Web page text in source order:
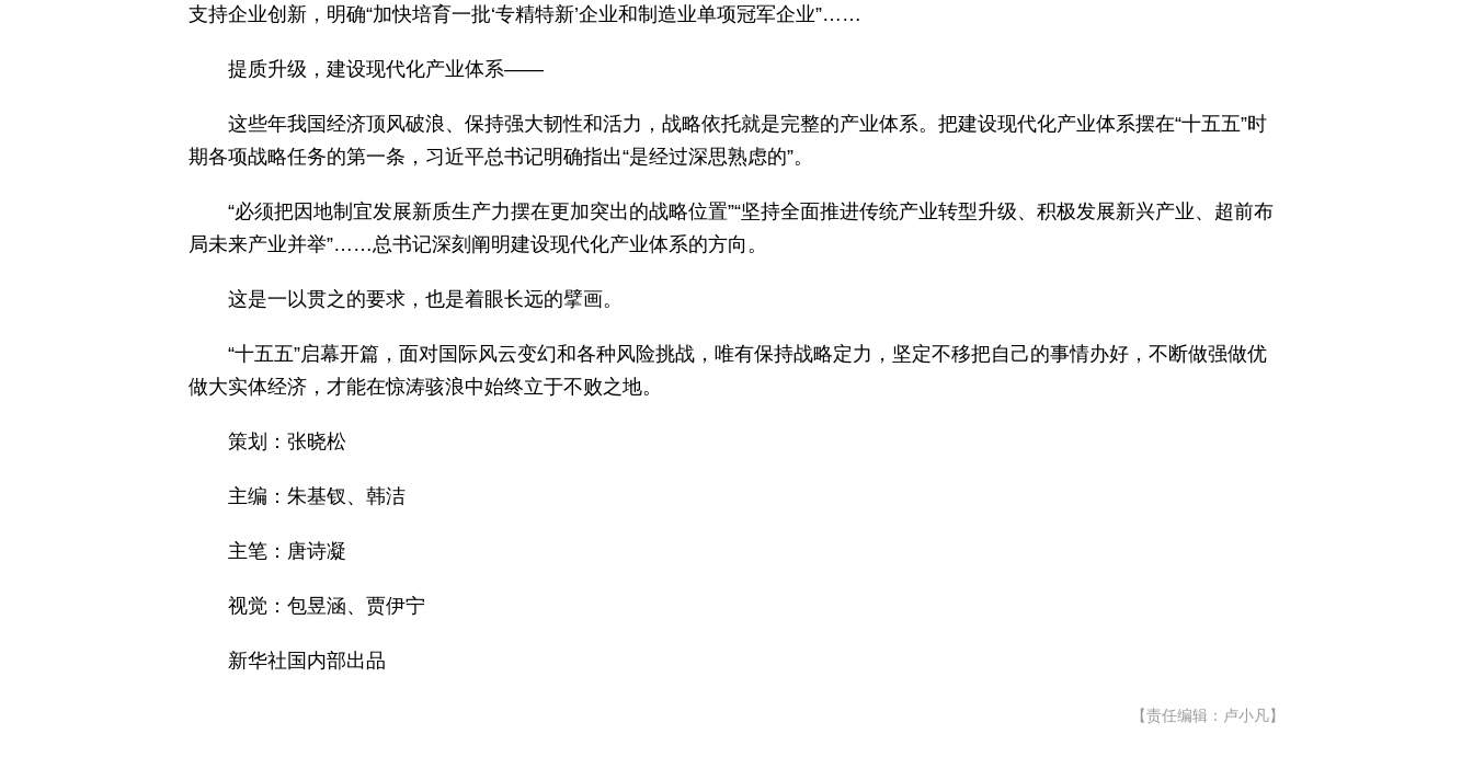
支持企业创新，明确“加快培育一批‘专精特新’企业和制造业单项冠军企业”……
提质升级，建设现代化产业体系——
这些年我国经济顶风破浪、保持强大韧性和活力，战略依托就是完整的产业体系。把建设现代化产业体系摆在“十五五”时
期各项战略任务的第一条，习近平总书记明确指出“是经过深思熟虑的”。
“必须把因地制宜发展新质生产力摆在更加突出的战略位置”“坚持全面推进传统产业转型升级、积极发展新兴产业、超前布
局未来产业并举”……总书记深刻阐明建设现代化产业体系的方向。
这是一以贯之的要求，也是着眼长远的擘画。
“十五五”启幕开篇，面对国际风云变幻和各种风险挑战，唯有保持战略定力，坚定不移把自己的事情办好，不断做强做优
做大实体经济，才能在惊涛骇浪中始终立于不败之地。
策划：张晓松
主编：朱基钗、韩洁
主笔：唐诗凝
视觉：包昱涵、贾伊宁
新华社国内部出品
【责任编辑：卢小凡】